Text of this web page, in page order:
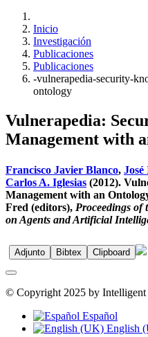
Inicio
Investigación
Publicaciones
Publicaciones
-vulnerapedia-security-
ontology
Vulnerapedia:
Management with
Francisco Javier Blanco,
Carlos A. Iglesias (2012).
Management with an
Fred (editors), Proceedings of
on Agents and Artificial
Adjunto Bibtex Clipboard
© Copyright 2025 by Intelligent
Español
English